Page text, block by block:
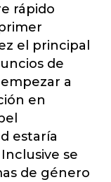
rápido
el principal
de
a
en
estaría
se
de género